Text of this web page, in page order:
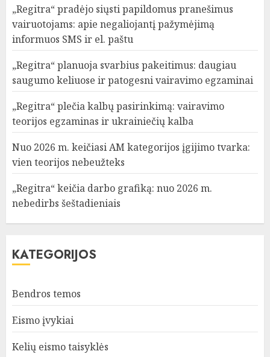
„Regitra“ pradėjo siųsti papildomus pranešimus
vairuotojams: apie negaliojantį pažymėjimą
informuos SMS ir el. paštu
„Regitra“ planuoja svarbius pakeitimus: daugiau
saugumo keliuose ir patogesni vairavimo egzaminai
„Regitra“ plečia kalbų pasirinkimą: vairavimo
teorijos egzaminas ir ukrainiečių kalba
Nuo 2026 m. keičiasi AM kategorijos įgijimo tvarka:
vien teorijos nebeužteks
„Regitra“ keičia darbo grafiką: nuo 2026 m.
nebedirbs šeštadieniais
KATEGORIJOS
Bendros temos
Eismo įvykiai
Kelių eismo taisyklės